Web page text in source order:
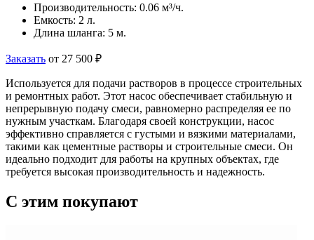
Производительность: 0.06 м³/ч.
Емкость: 2 л.
Длина шланга: 5 м.
Заказать от 27 500 ₽
Используется для подачи растворов в процессе строительных
и ремонтных работ. Этот насос обеспечивает стабильную и
непрерывную подачу смеси, равномерно распределяя ее по
нужным участкам. Благодаря своей конструкции, насос
эффективно справляется с густыми и вязкими материалами,
такими как цементные растворы и строительные смеси. Он
идеально подходит для работы на крупных объектах, где
требуется высокая производительность и надежность.
C этим покупают